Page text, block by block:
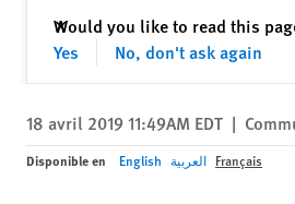
contentWould you like to read this
Yes
No, don't ask again
✕Fermer
18 avril 2019 11:49AM EDT |
Disponible en English العربية Français